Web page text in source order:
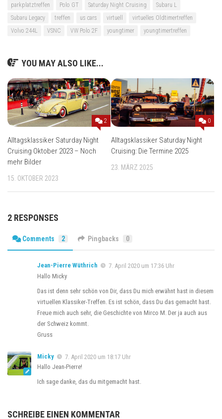
parkplatztreffen
Polo GT Saturday Night Cruising
Subaru L
Subaru Legacy
treffen us cars virtuell
virtuelles Oldtimertreffen
Volvo 244L
VSNC VW Polo 2F youngtimer youngtimertreffen
YOU MAY ALSO LIKE...
2
Alltagsklassiker Saturday Night
Cruising Oktober 2023 – Noch
mehr Bilder
15. OKTOBER 2023
0
Alltagsklassiker Saturday Night
Cruising: Die Termine 2025
23. MÄRZ 2025
2 RESPONSES
Comments 2 Pingbacks 0
Jean-Pierre Wüthrich
7. April 2020 um 17:36 Uhr
Hallo Micky
Das ist denn sehr schön von Dir, dass Du mich erwähnt hast in diesem
virtuellen Klassiker-Treffen. Es ist schön, dass Du das gemacht hast.
Freue mich auch sehr, die Geschichte von Mirco M. Der ja auch aus
der Schweiz kommt.
Gruss
Micky
7. April 2020 um 18:17 Uhr
Hallo Jean-Pierre!
Ich sage danke, das du mitgemacht hast.
SCHREIBE EINEN KOMMENTAR